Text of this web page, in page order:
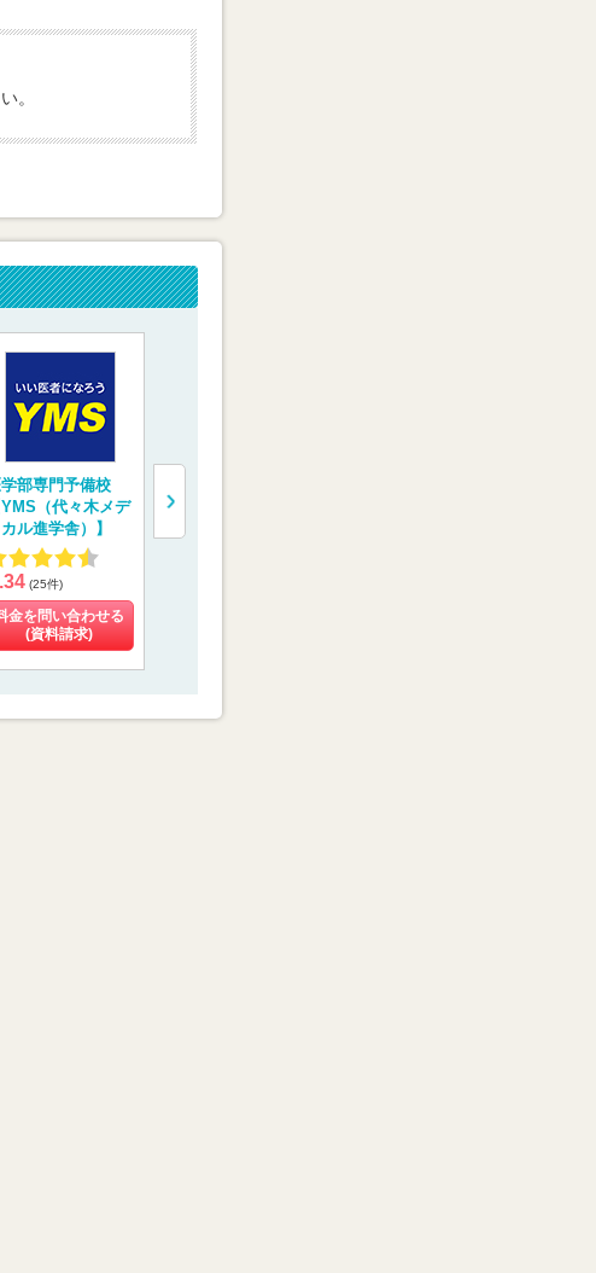
。
学部専門予備校
YMS（代々木メデ
ル進学舎）】
(25件)
金を問い合わせる
(資料請求)
校【慧修会】